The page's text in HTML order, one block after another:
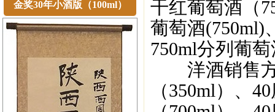
金奖30年小酒版（100ml）
干红葡萄酒（
葡萄酒(750ml)
750ml分列葡
洋酒销售方
（350ml）、